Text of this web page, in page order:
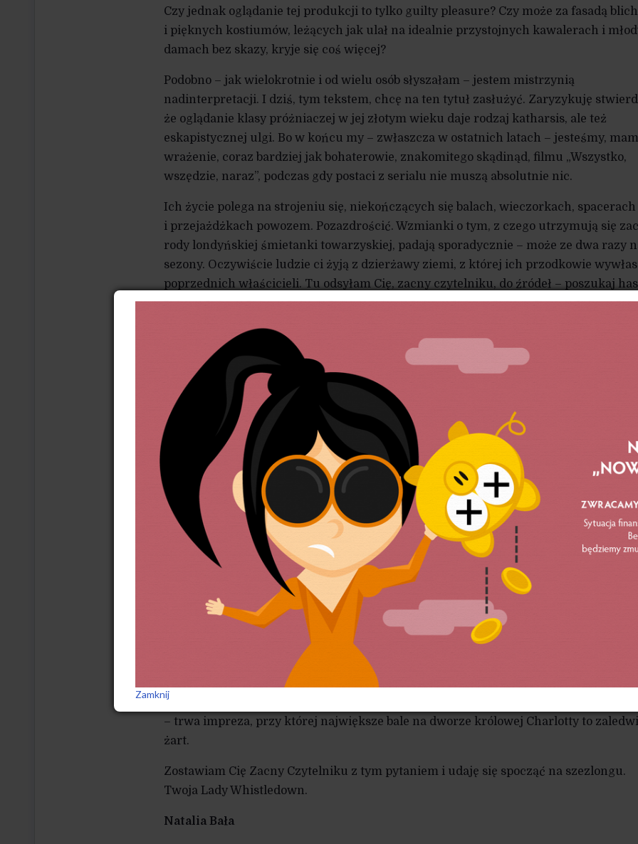
Czy jednak oglądanie tej produkcji to tylko guilty pleasure? Czy może za fasadą
i pięknych kostiumów, leżących jak ulał na idealnie przystojnych kawalerach i
damach bez skazy, kryje się coś więcej?
Podobno – jak wielokrotnie i od wielu osób słyszałam – jestem mistrzynią
nadinterpretacji. I dziś, tym tekstem, chcę na ten tytuł zasłużyć. Zaryzykuję
że oglądanie klasy próżniaczej w jej złotym wieku daje rodzaj katharsis, ale też
eskapistycznej ulgi. Bo w końcu my – zwłaszcza w ostatnich latach – jesteśmy, mam
wrażenie, coraz bardziej jak bohaterowie, znakomitego skądinąd, filmu „Wszystko,
wszędzie, naraz”, podczas gdy postaci z serialu nie muszą absolutnie nic.
Ich życie polega na strojeniu się, niekończących się balach, wieczorkach, spacerach
i przejażdżkach powozem. Pozazdrościć. Wzmianki o tym, z czego utrzymują się
rody londyńskiej śmietanki towarzyskiej, padają sporadycznie – może ze dwa razy
sezony. Oczywiście ludzie ci żyją z dzierżawy ziemi, z której ich przodkowie
poprzednich właścicieli. Tu odsyłam Cię, zacny czytelniku, do źródeł – poszukaj
„grodzenia” (enclosures), a dowiesz się wielu ciekawych rzeczy o rodowodzie
Ale ad rem – chodzi więc być może o to, że w głębi serca marzymy o życiu
bez konieczności codziennej walki o byt. Bez pracy, która drenuje, zamiast – jak
nam to wmawiać luminarze kapitalizmu – być źródłem radości i spełnienia. W
jeśli wnikliwie zagłębimy się w pisma Mędrca z Trewiru, musimy dostrzec, że
nie chodziło wcale o to, by poprawić los robotników, ale o to, by nikt już nigdy więcej
nie był robotnikiem w taki sposób, jaki wymusza kapitalizm. I postaci z serialu
pokazują, że życie bez pracy jest nie tylko możliwe, ale także pełne radości i spokoju,
gdzie można odnaleźć swoje pasje, skupić się na poszukiwaniu miłości, dbać o
o własny rozwój i tak dalej.
W obliczu rozwoju sztucznej inteligencji i tego, że prędzej czy później (choć raczej
prędzej) większość z nas zostanie przez nią po prostu wygryziona, warto głośno
że może już dość. Dość kultury zapierdolu. Dość bredni o tym, że ciężką pracą ludzie
bogacą, i dość tej mantry o produktywności jako mierze wartości człowieka.
Pora na zmianę paradygmatu. I tak, łatwo drwić, że autorka tych słów żąda
i przystojnego księcia dla każdego. Ale może warto jednak zadać sobie pytanie: skoro
wiemy, że zasobów na Ziemi jest dość, by starczyło dla wszystkich, to czemu wciąż
tłuczemy się o ten sam 1%? Wzajemnie obwiniając się o to, kto komu zabrał jakie
podczas gdy gdzieś – na prywatnych wyspach czy w innych skupiskach
– trwa impreza, przy której największe bale na dworze królowej Charlotty to
żart.
Zostawiam Cię Zacny Czytelniku z tym pytaniem i udaję się spocząć na szezlongu.
Twoja Lady Whistledown.
Natalia Bała
Zamknij